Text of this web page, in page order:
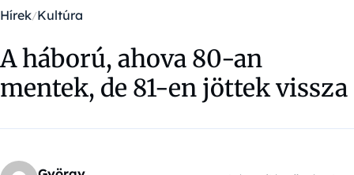
Hírek Kultúra
A háború, ahova 80-an
mentek, de 81-en jöttek vissza